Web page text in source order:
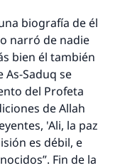
biografía de él
narró de nadie
bien él también
Saduq se
del Profeta
de Allah
'Ali, la paz
es débil, e
Fin de la